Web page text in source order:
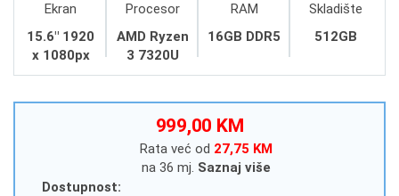
Ekran
15.6" 1920
x 1080px
Procesor
AMD Ryzen
3 7320U
RAM
16GB DDR5
Skladište
512GB
999,00 KM
Rata već od 27,75 KM
na 36 mj. Saznaj više
Dostupnost: